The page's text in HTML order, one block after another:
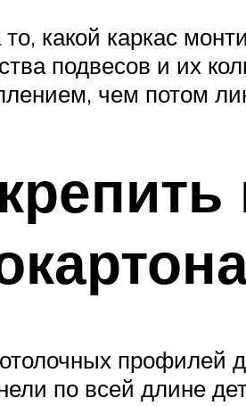
какой каркас
подвесов и их
чем потом
профилей
по всей длине